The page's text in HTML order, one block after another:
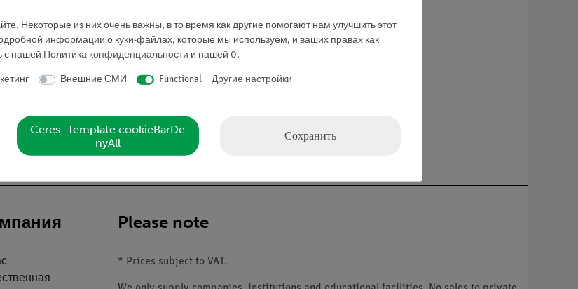
Please note
* Prices subject to VAT.
Некоторые из них очень важны, в то время как другие помогают нам улучшить этот
информации о куки-файлах, которые мы используем, и ваших правах как
с нашей
Политика конфиденциальности и нашей 0.
Внешние СМИ Functional Другие настройки
Ceres::Template.cookieBarDe
nyAll
Сохранить